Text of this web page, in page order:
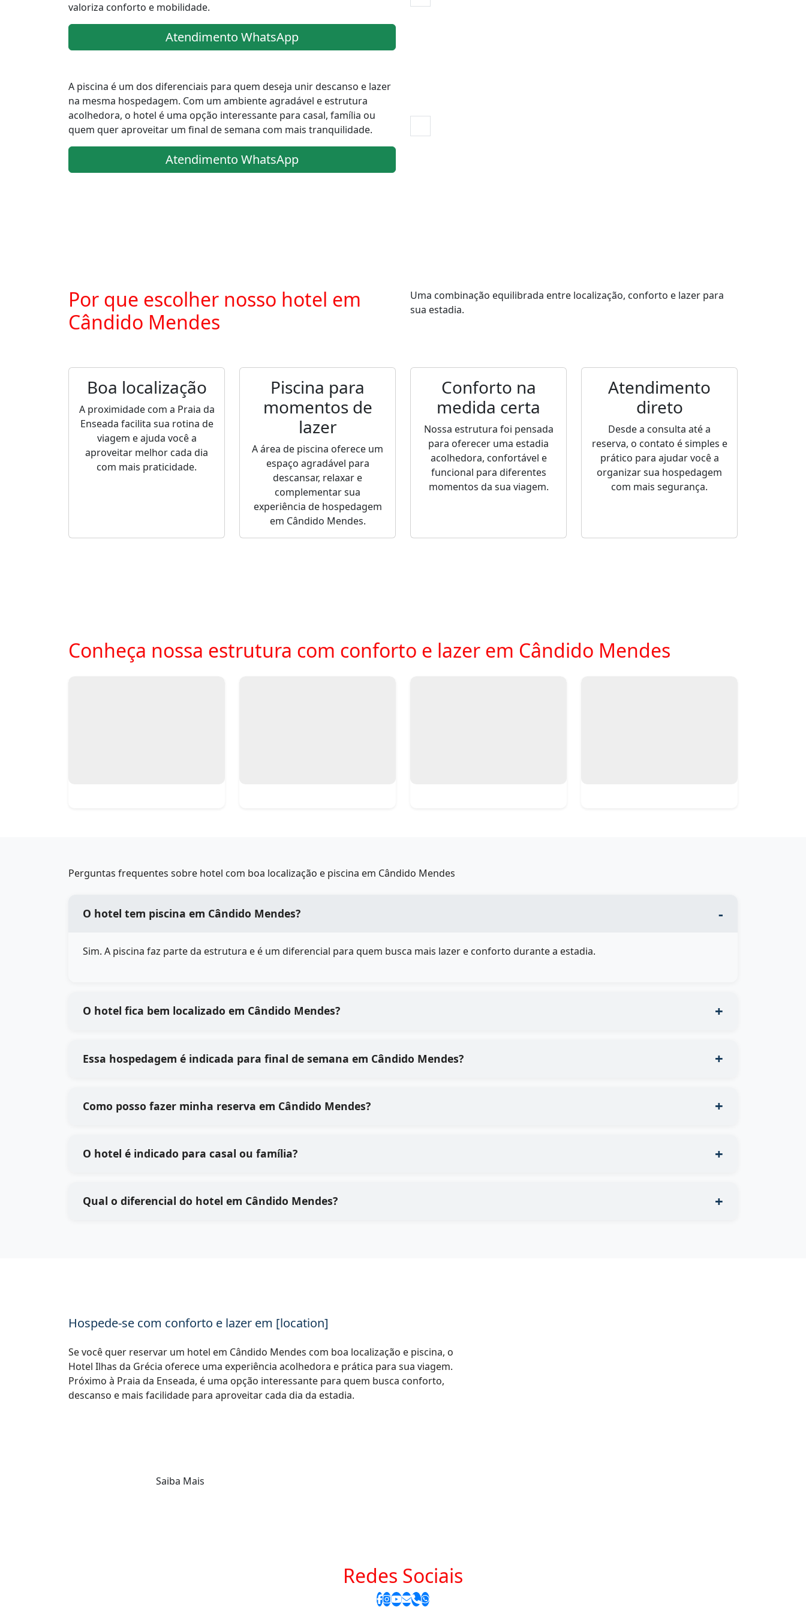
valoriza conforto e mobilidade.
Atendimento WhatsApp
A piscina é um dos diferenciais para quem deseja unir descanso e lazer
na mesma hospedagem. Com um ambiente agradável e estrutura
acolhedora, o hotel é uma opção interessante para casal, família ou
quem quer aproveitar um final de semana com mais tranquilidade.
Atendimento WhatsApp
Por que escolher nosso hotel em
Cândido Mendes
Uma combinação equilibrada entre localização, conforto e lazer para
sua estadia.
Boa localização
A proximidade com a Praia da
Enseada facilita sua rotina de
viagem e ajuda você a
aproveitar melhor cada dia
com mais praticidade.
Piscina para
momentos de
lazer
A área de piscina oferece um
espaço agradável para
descansar, relaxar e
complementar sua
experiência de hospedagem
em Cândido Mendes.
Conforto na
medida certa
Nossa estrutura foi pensada
para oferecer uma estadia
acolhedora, confortável e
funcional para diferentes
momentos da sua viagem.
Atendimento
direto
Desde a consulta até a
reserva, o contato é simples e
prático para ajudar você a
organizar sua hospedagem
com mais segurança.
Conheça nossa estrutura com conforto e lazer em Cândido Mendes
Perguntas frequentes sobre hotel com boa localização e piscina em Cândido Mendes
O hotel tem piscina em Cândido Mendes?
Sim. A piscina faz parte da estrutura e é um diferencial para quem busca mais lazer e conforto durante a estadia.
O hotel fica bem localizado em Cândido Mendes?
Essa hospedagem é indicada para final de semana em Cândido Mendes?
Como posso fazer minha reserva em Cândido Mendes?
O hotel é indicado para casal ou família?
Qual o diferencial do hotel em Cândido Mendes?
Hospede-se com conforto e lazer em [location]
Se você quer reservar um hotel em Cândido Mendes com boa localização e piscina, o
Hotel Ilhas da Grécia oferece uma experiência acolhedora e prática para sua viagem.
Próximo à Praia da Enseada, é uma opção interessante para quem busca conforto,
descanso e mais facilidade para aproveitar cada dia da estadia.
Saiba Mais
Redes Sociais